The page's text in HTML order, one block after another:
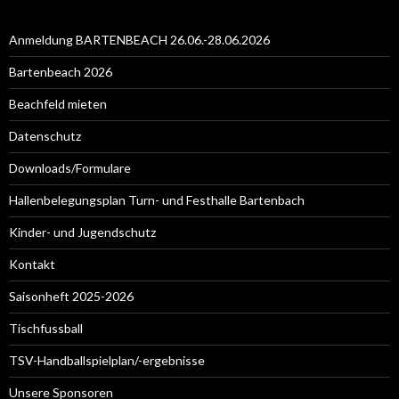
Anmeldung BARTENBEACH 26.06.-28.06.2026
Bartenbeach 2026
Beachfeld mieten
Datenschutz
Downloads/Formulare
Hallenbelegungsplan Turn- und Festhalle Bartenbach
Kinder- und Jugendschutz
Kontakt
Saisonheft 2025-2026
Tischfussball
TSV-Handballspielplan/-ergebnisse
Unsere Sponsoren